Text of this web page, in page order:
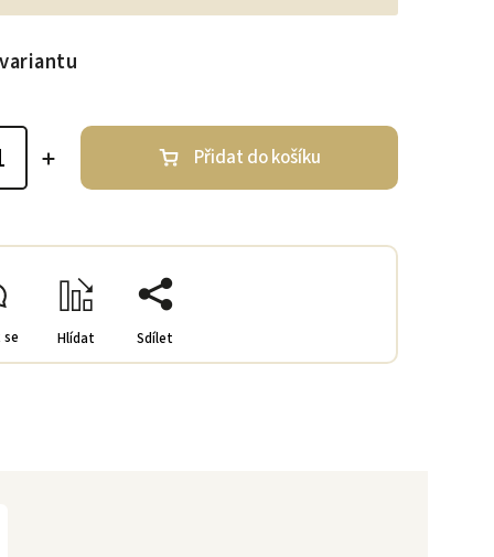
Přidat do košíku
Hlídat Sdílet